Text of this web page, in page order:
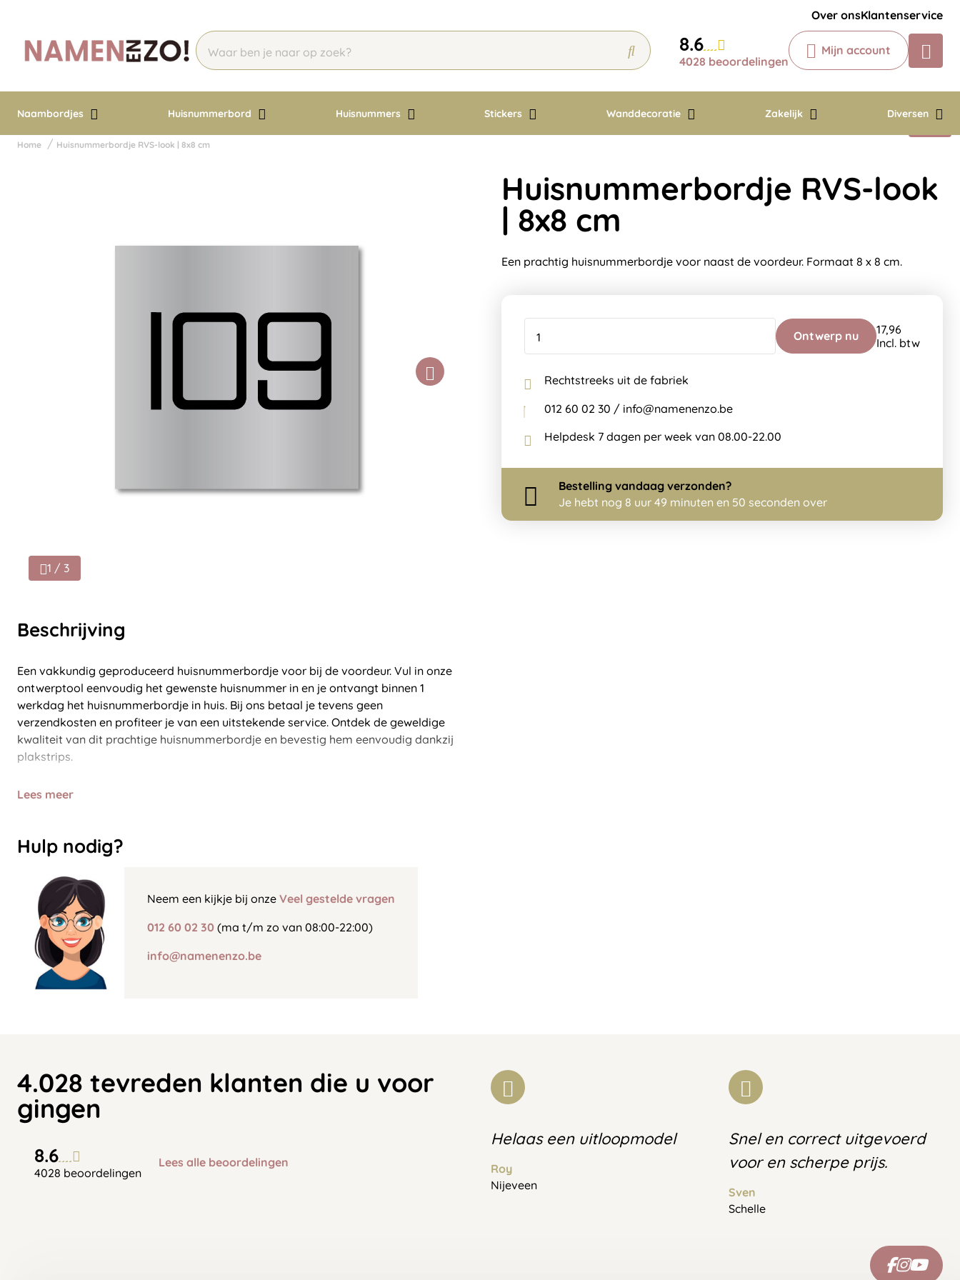
Over onsKlantenservice
8.6
4028 beoordelingen
Mijn account
Naambordjes Huisnummerbord Huisnummers Stickers Wanddecoratie Zakelijk Diversen
Chatbot
Chat 24/7 met onze chatbot voor
Contact
Home Huisnummerbordje RVS-look | 8x8 cm
1 / 3
Beschrijving
Een vakkundig geproduceerd huisnummerbordje voor bij de voordeur. Vul in onze
ontwerptool eenvoudig het gewenste huisnummer in en je ontvangt binnen 1
werkdag het huisnummerbordje in huis. Bij ons betaal je tevens geen
verzendkosten en profiteer je van een uitstekende service. Ontdek de geweldige
kwaliteit van dit prachtige huisnummerbordje en bevestig hem eenvoudig dankzij
plakstrips.
Lees meer
Hulp nodig?
Neem een kijkje bij onze Veel gestelde vragen
012 60 02 30 (ma t/m zo van 08:00-22:00)
info@namenenzo.be
Huisnummerbordje RVS-look
| 8x8 cm
Een prachtig huisnummerbordje voor naast de voordeur. Formaat 8 x 8 cm.
Ontwerp nu
17,96
Incl. btw
Rechtstreeks uit de fabriek
012 60 02 30 / info@namenenzo.be
Helpdesk 7 dagen per week van 08.00-22.00
Bestelling vandaag verzonden?
Je hebt nog 8 uur 49 minuten en 50 seconden over
4.028 tevreden klanten die u voor
gingen
8.6
4028 beoordelingen
Lees alle beoordelingen
Helaas een uitloopmodel
Roy
Nijeveen
Snel en correct uitgevoerd
voor en scherpe prijs.
Sven
Schelle